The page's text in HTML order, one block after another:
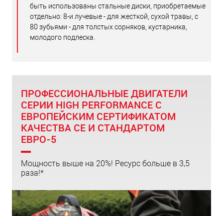
быть использованы стальные диски, приобретаемые
отдельно: 8-и лучевые - для жесткой, сухой травы, с
80 зубьями - для толстых сорняков, кустарника,
молодого подлеска.
ПРОФЕССИОНАЛЬНЫЕ ДВИГАТЕЛИ
СЕРИИ HIGH PERFORMANCE С
ЕВРОПЕЙСКИМ СЕРТИФИКАТОМ
КАЧЕСТВА СЕ И СТАНДАРТОМ
ЕВРО-5
Мощность выше на 20%! Ресурс больше в 3,5
раза!*